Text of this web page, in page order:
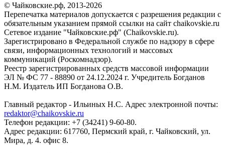
© Чайковские.рф, 2013-2026
Перепечатка материалов допускается с разрешения редакции с
обязательным указанием прямой ссылки на сайт chaikovskie.ru
Сетевое издание "Чайковские.рф" (Chaikovskie.ru).
Зарегистрировано в Федеральной службе по надзору в сфере
связи, информационных технологий и массовых
коммуникаций (Роскомнадзор).
Реестр зарегистрированных средств массовой информации
ЭЛ № ФС 77 - 88890 от 24.12.2024 г. Учредитель Богданов
Н.М. Издатель ИП Богданова О.В.
Главный редактор - Ильиных Н.С. Адрес электронной почты:
redaktor@chaikovskie.ru
Телефон редакции: +7 (34241) 9-60-80.
Адрес редакции: 617760, Пермский край, г. Чайковский, ул.
Мира, д. 4. офис 8.